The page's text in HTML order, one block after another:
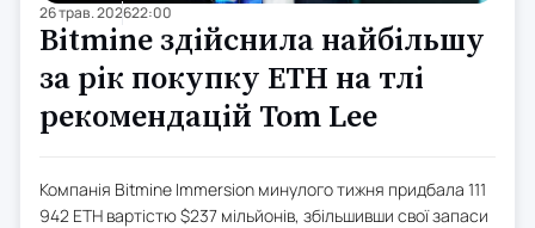
26 трав. 202622:00
Bitmine здійснила найбільшу
за рік покупку ETH на тлі
рекомендацій Tom Lee
Компанія Bitmine Immersion минулого тижня придбала 111
942 ETH вартістю $237 мільйонів, збільшивши свої запаси